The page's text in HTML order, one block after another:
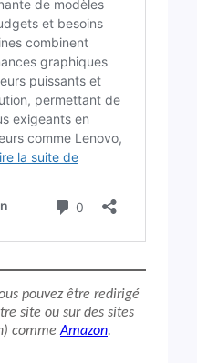
pouvez être redirigé
site ou sur des sites
commeAmazon.